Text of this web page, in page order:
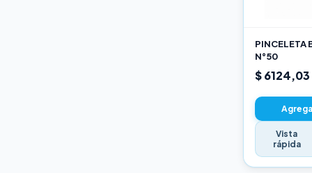
PINCELETA
N°50
$ 6124,03
Vista
rápida